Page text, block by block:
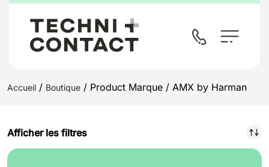
Accueil / Boutique / Product Marque / AMX by Harman
Afficher les filtres